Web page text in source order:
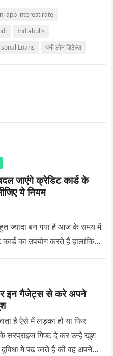
app interest rate
Indiabulls
Loans धनी लोन डिटेल्स
जाएंगे क्रेडिट कार्ड के
ये नियम
ज्यादा बन गया है आज के समय में
का उपयोग करते हैं हालांकि…
इन गैजेट्स से करे अपने
है ऐसे में लड़का हो या फिर
सरप्राइज गिफ्ट दे कर उन्हे खुश
मे पढ़ जाते है की वह अपने